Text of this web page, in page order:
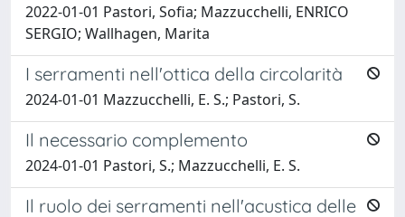
2022-01-01 Pastori, Sofia; Mazzucchelli, ENRICO
SERGIO; Wallhagen, Marita
I serramenti nell'ottica della circolarità
2024-01-01 Mazzucchelli, E. S.; Pastori, S.
Il necessario complemento
2024-01-01 Pastori, S.; Mazzucchelli, E. S.
Il ruolo dei serramenti nell'acustica delle